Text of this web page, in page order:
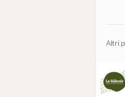
Altri